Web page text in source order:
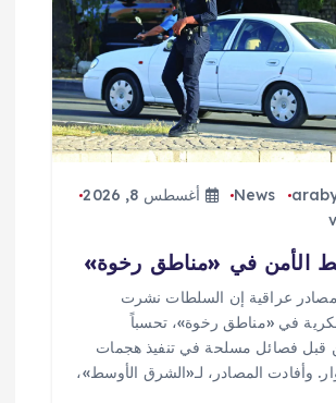
News
أغسطس 8, 2026
الأمن في «مناطق رخوة»
مصادر عراقية إن السلطات نشرت
في «مناطق رخوة»، تحسباً
قبل فصائل مسلحة في تنفيذ هجمات
وأفادت المصادر، لـ«الشرق الأوسط»،